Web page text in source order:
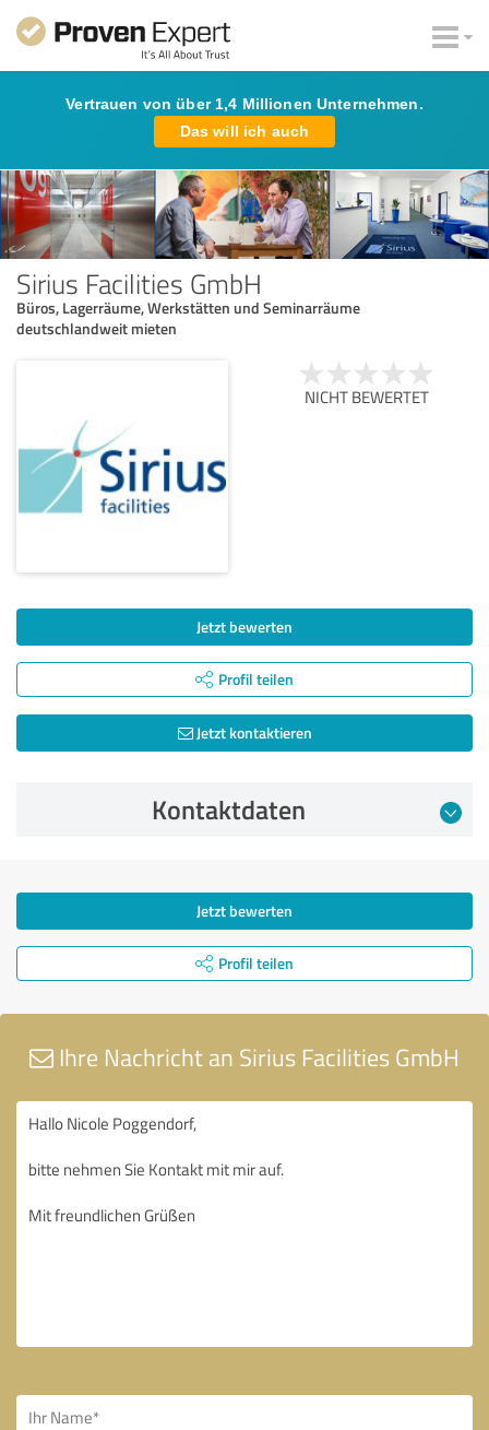
Vertrauen von über 1,4 Millionen Unternehmen.
Das will ich auch
Sirius Facilities GmbH
Büros, Lagerräume, Werkstätten und Seminarräume
deutschlandweit mieten
NICHT BEWERTET
Jetzt bewerten
Profil teilen
Jetzt kontaktieren
Kontaktdaten
Jetzt bewerten
Profil teilen
Ihre Nachricht an Sirius Facilities GmbH